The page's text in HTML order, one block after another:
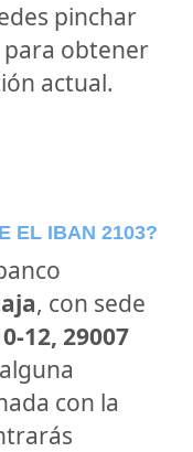
pinchar
para obtener
actual.
EL IBAN 2103?
, con sede
12, 29007
con la